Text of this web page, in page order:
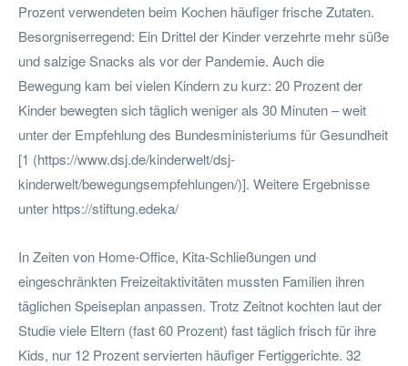
Prozent verwendeten beim Kochen häufiger frische Zutaten.
Besorgniserregend: Ein Drittel der Kinder verzehrte mehr süße
und salzige Snacks als vor der Pandemie. Auch die
Bewegung kam bei vielen Kindern zu kurz: 20 Prozent der
Kinder bewegten sich täglich weniger als 30 Minuten – weit
unter der Empfehlung des Bundesministeriums für Gesundheit
[1 (https://www.dsj.de/kinderwelt/dsj-
kinderwelt/bewegungsempfehlungen/)]. Weitere Ergebnisse
unter https://stiftung.edeka/
In Zeiten von Home-Office, Kita-Schließungen und
eingeschränkten Freizeitaktivitäten mussten Familien ihren
täglichen Speiseplan anpassen. Trotz Zeitnot kochten laut der
Studie viele Eltern (fast 60 Prozent) fast täglich frisch für ihre
Kids, nur 12 Prozent servierten häufiger Fertiggerichte. 32